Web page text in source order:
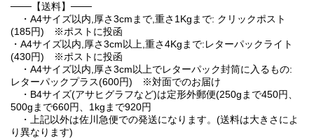
───【送料】───
・A4サイズ以内,厚さ3cmまで,重さ1Kgまで: クリックポスト
(185円) ※ポストに投函
・A4サイズ以内,厚さ3cm以上,重さ4Kgまで:レターパックライト
(430円) ※ポストに投函
・A4サイズ以内,厚さ3cm以上でレターパック封筒に入るもの:
レターパックプラス(600円) ※対面でのお届け
・B4サイズ(アサヒグラフなど)は定形外郵便(250gまで450円、
500gまで660円、1kgまで920円
・上記以外は佐川急便での発送になります。(送料は大きさによ
り異なります)